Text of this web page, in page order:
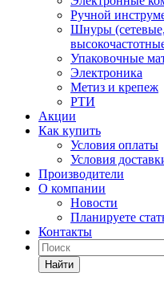
Ручной
Шнуры
Упаковочные
Электроника
Метиз и крепеж
РТИ
Акции
Как купить
Условия оплаты
Условия
Производители
О компании
Новости
Планируете
Контакты
Найти